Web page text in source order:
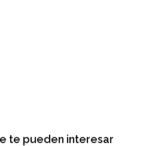
te pueden interesar